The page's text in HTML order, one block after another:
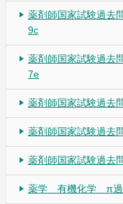
薬剤師国家試験過
9c
薬剤師国家試験過
7e
薬剤師国家試験過
薬剤師国家試験過
薬剤師国家試験過
薬学 有機化学 π過